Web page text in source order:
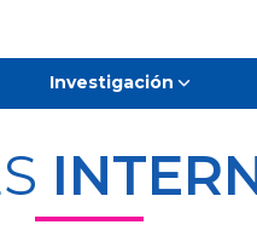
Investigación